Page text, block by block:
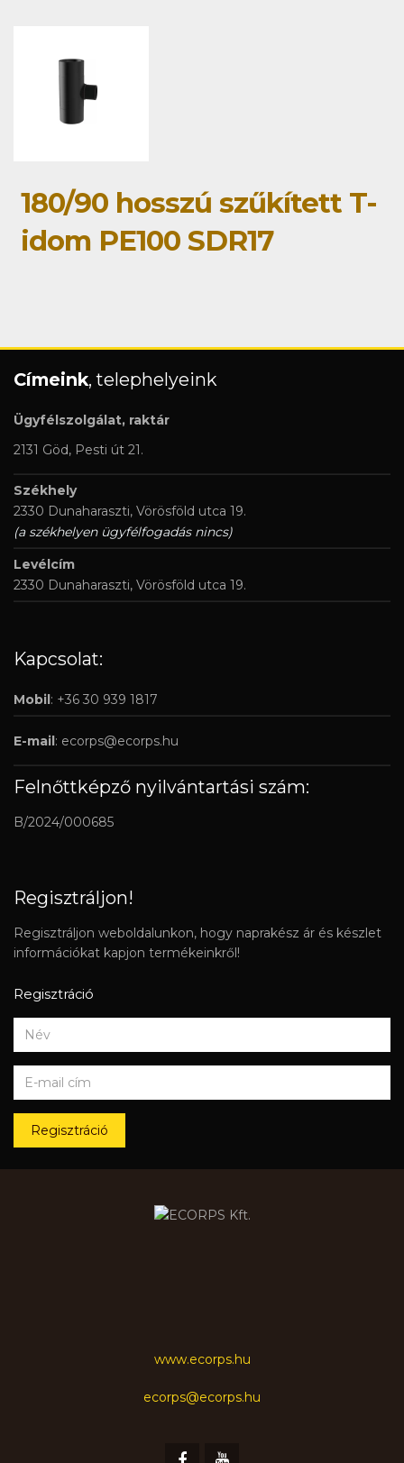
180/90 hosszú szűkített T-
idom PE100 SDR17
Címeink, telephelyeink
Ügyfélszolgálat, raktár
2131 Göd, Pesti út 21.
Székhely
2330 Dunaharaszti, Vörösföld utca 19.
(a székhelyen ügyfélfogadás nincs)
Levélcím
2330 Dunaharaszti, Vörösföld utca 19.
Kapcsolat:
Mobil: +36 30 939 1817
E-mail: ecorps@ecorps.hu
Felnőttképző nyilvántartási szám:
B/2024/000685
Regisztráljon!
Regisztráljon weboldalunkon, hogy naprakész ár és készlet
információkat kapjon termékeinkről!
Regisztráció
Regisztráció
www.ecorps.hu
ecorps@ecorps.hu